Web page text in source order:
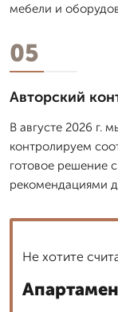
мебели и
05
Авторский
В августе 2026 г.
контролируем
готовое решение
рекомендациями
Не хотите